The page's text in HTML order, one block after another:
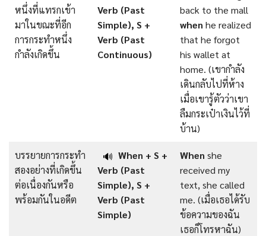
หนึ่งที่แทรกเข้า
มาในขณะที่อีก
การกระทำหนึ่ง
กำลังเกิดขึ้น
Verb (Past
Simple), S +
Verb (Past
Continuous)
back to the mall
when he realized
that he forgot
his wallet at
home. (เขากำลัง
เดินกลับไปที่ห้าง
เมื่อเขารู้ตัวว่าเขา
ลืมกระเป๋าเงินไว้ที่
บ้าน)
บรรยายการกระทำ
สองอย่างที่เกิดขึ้น
ต่อเนื่องกันหรือ
พร้อมกันในอดีต
🔊 When + S +
Verb (Past
Simple), S +
Verb (Past
Simple)
When she
received my
text, she called
me. (เมื่อเธอได้รับ
ข้อความของฉัน
เธอก็โทรหาฉัน)